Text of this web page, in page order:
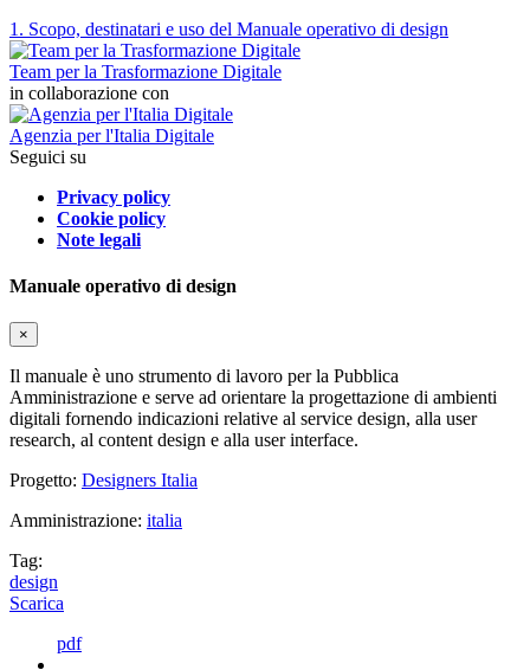
1. Scopo, destinatari e uso del Manuale operativo di design
Team per la Trasformazione Digitale
in collaborazione con
Agenzia per l'Italia Digitale
Seguici su
Privacy policy
Cookie policy
Note legali
Manuale operativo di design
×
Il manuale è uno strumento di lavoro per la Pubblica
Amministrazione e serve ad orientare la progettazione di ambienti
digitali fornendo indicazioni relative al service design, alla user
research, al content design e alla user interface.
Progetto: Designers Italia
Amministrazione: italia
Tag:
design
Scarica
pdf